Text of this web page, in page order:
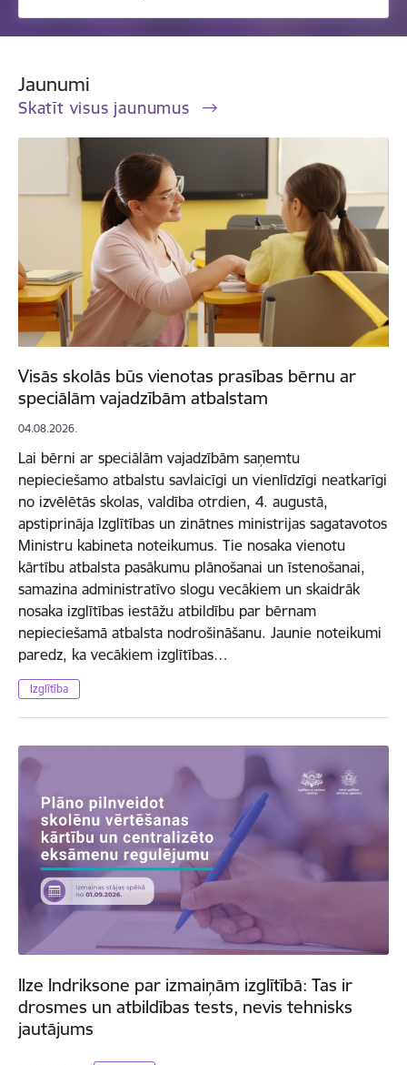
Jaunumi
Skatīt visus jaunumus
Visās skolās būs vienotas prasības bērnu ar
speciālām vajadzībām atbalstam
04.08.2026.
Lai bērni ar speciālām vajadzībām saņemtu
nepieciešamo atbalstu savlaicīgi un vienlīdzīgi neatkarīgi
no izvēlētās skolas, valdība otrdien, 4. augustā,
apstiprināja Izglītības un zinātnes ministrijas sagatavotos
Ministru kabineta noteikumus. Tie nosaka vienotu
kārtību atbalsta pasākumu plānošanai un īstenošanai,
samazina administratīvo slogu vecākiem un skaidrāk
nosaka izglītības iestāžu atbildību par bērnam
nepieciešamā atbalsta nodrošināšanu. Jaunie noteikumi
paredz, ka vecākiem izglītības…
Izglītība
Ilze Indriksone par izmaiņām izglītībā: Tas ir
drosmes un atbildības tests, nevis tehnisks
jautājums